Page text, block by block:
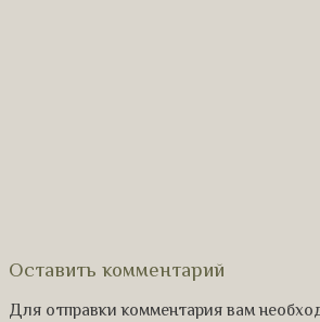
Оставить комментарий
Для отправки комментария вам